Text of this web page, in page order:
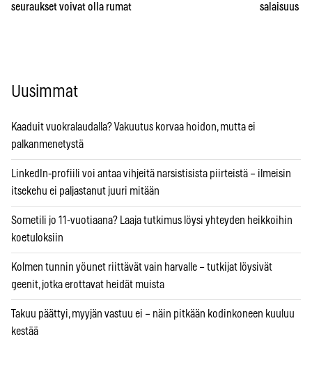
seuraukset voivat olla rumat
salaisuus –
Uusimmat
Kaaduit vuokralaudalla? Vakuutus korvaa hoidon, mutta ei
palkanmenetystä
LinkedIn-profiili voi antaa vihjeitä narsistisista piirteistä – ilmeisin
itsekehu ei paljastanut juuri mitään
Sometili jo 11-vuotiaana? Laaja tutkimus löysi yhteyden heikkoihin
koetuloksiin
Kolmen tunnin yöunet riittävät vain harvalle – tutkijat löysivät
geenit, jotka erottavat heidät muista
Takuu päättyi, myyjän vastuu ei – näin pitkään kodinkoneen kuuluu
kestää